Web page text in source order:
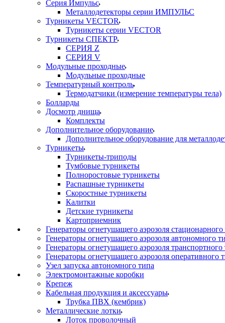
Серия Импульс
Металлодетекторы серии ИМПУЛЬС
Турникеты VECTOR
Турникеты серии VECTOR
Турникеты СПЕКТР
СЕРИЯ Z
СЕРИЯ V
Модульные проходные
Модульные проходные
Температурный контроль
Термодатчики (измерение температуры тела)
Болларды
Досмотр днища
Комплекты
Дополнительное оборудование
Дополнительное оборудование для
Турникеты
Турникеты-триподы
Тумбовые турникеты
Полноростовые турникеты
Распашные турникеты
Скоростные турникеты
Калитки
Детские турникеты
Картоприемник
Генераторы огнетушащего аэрозоля стационарного
Генераторы огнетушащего аэрозоля автономного
Генераторы огнетушащего аэрозоля транспортного
Генераторы огнетушащего аэрозоля оперативного
Узел запуска автономного типа
Электромонтажные коробки
Крепеж
Кабельная продукция и аксессуары
Трубка ПВХ (кембрик)
Металлические лотки
Лоток проволочный